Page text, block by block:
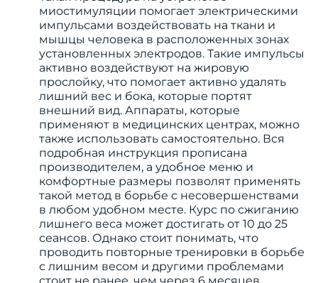
миостимуляции помогает электрическими
импульсами воздействовать на ткани и
мышцы человека в расположенных зонах
установленных электродов. Такие импульсы
активно воздействуют на жировую
прослойку, что помогает активно удалять
лишний вес и бока, которые портят
внешний вид. Аппараты, которые
применяют в медицинских центрах, можно
также использовать самостоятельно. Вся
подробная инструкция прописана
производителем, а удобное меню и
комфортные размеры позволят применять
такой метод в борьбе с несовершенствами
в любом удобном месте. Курс по сжиганию
лишнего веса может достигать от 10 до 25
сеансов. Однако стоит понимать, что
проводить повторные тренировки в борьбе
с лишним весом и другими проблемами